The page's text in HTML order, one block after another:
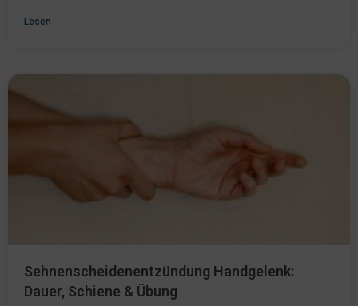
Lesen
Sehnenscheidenentzündung Handgelenk:
Dauer, Schiene & Übung